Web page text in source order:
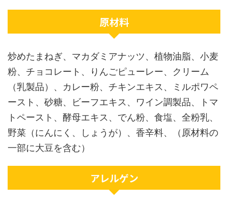
原材料
炒めたまねぎ、マカダミアナッツ、植物油脂、小麦
粉、チョコレート、りんごピューレー、クリーム
（乳製品）、カレー粉、チキンエキス、ミルポワペ
ースト、砂糖、ビーフエキス、ワイン調製品、トマ
トペースト、酵母エキス、でん粉、食塩、全粉乳、
野菜（にんにく、しょうが）、香辛料、（原材料の
一部に大豆を含む）
アレルゲン